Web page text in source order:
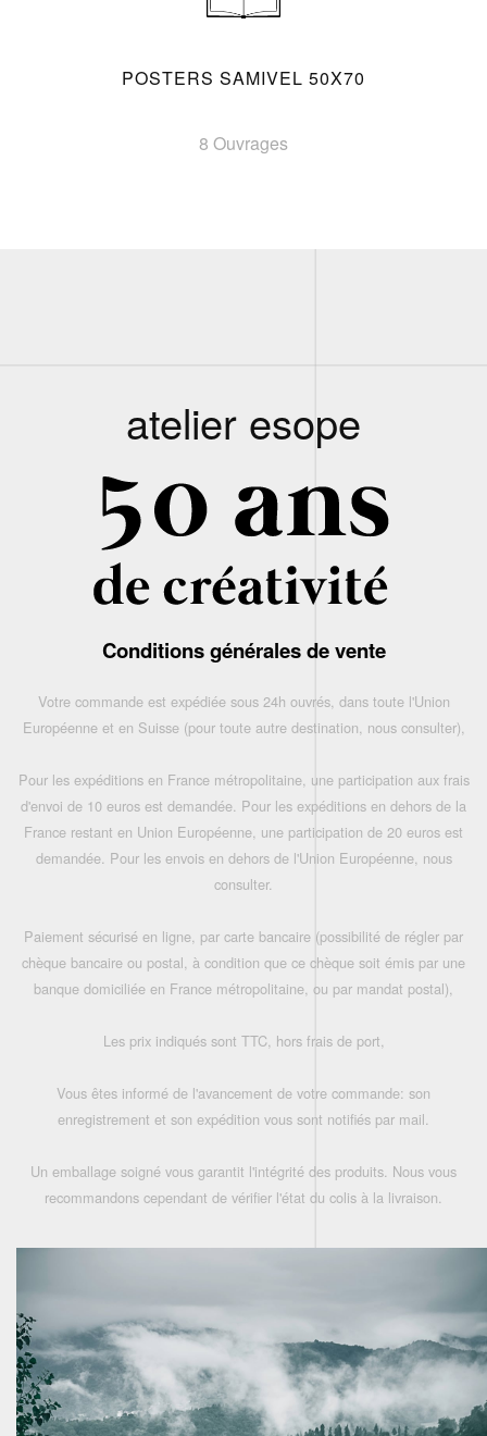
POSTERS SAMIVEL 50X70
8 Ouvrages
atelier esope
Conditions générales de vente
Votre commande est expédiée sous 24h ouvrés, dans toute l'Union
Européenne et en Suisse (pour toute autre destination, nous consulter),
Pour les expéditions en France métropolitaine, une participation aux frais
d'envoi de 10 euros est demandée. Pour les expéditions en dehors de la
France restant en Union Européenne, une participation de 20 euros est
demandée. Pour les envois en dehors de l'Union Européenne, nous
consulter.
Paiement sécurisé en ligne, par carte bancaire (possibilité de régler par
chèque bancaire ou postal, à condition que ce chèque soit émis par une
banque domiciliée en France métropolitaine, ou par mandat postal),
Les prix indiqués sont TTC, hors frais de port,
Vous êtes informé de l'avancement de votre commande: son
enregistrement et son expédition vous sont notifiés par mail.
Un emballage soigné vous garantit l'intégrité des produits. Nous vous
recommandons cependant de vérifier l'état du colis à la livraison.